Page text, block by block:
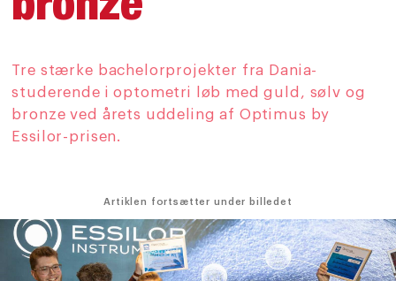
bronze
Tre stærke bachelorprojekter fra Dania-
studerende i optometri løb med guld, sølv og
bronze ved årets uddeling af Optimus by
Essilor-prisen.
Artiklen fortsætter under billedet